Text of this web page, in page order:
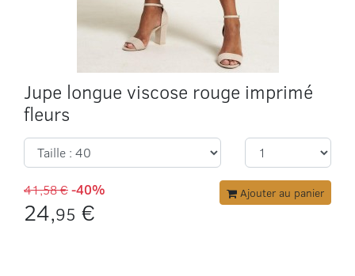
Jupe longue viscose rouge imprimé
fleurs
41,58 €-40%
24,95 €
Ajouter au panier